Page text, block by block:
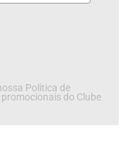
Política de
do Clube